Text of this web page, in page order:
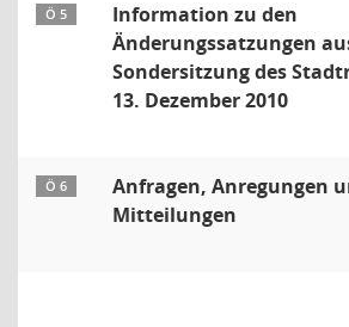
Ö 5
Information zu den
Änderungssatzungen
Sondersitzung des
13. Dezember 2010
Ö 6
Anfragen, Anregungen
Mitteilungen